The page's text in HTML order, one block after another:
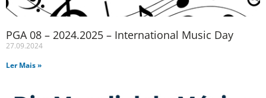
PGA 08 – 2024.2025 – International Music Day
27.09.2024
Ler Mais »